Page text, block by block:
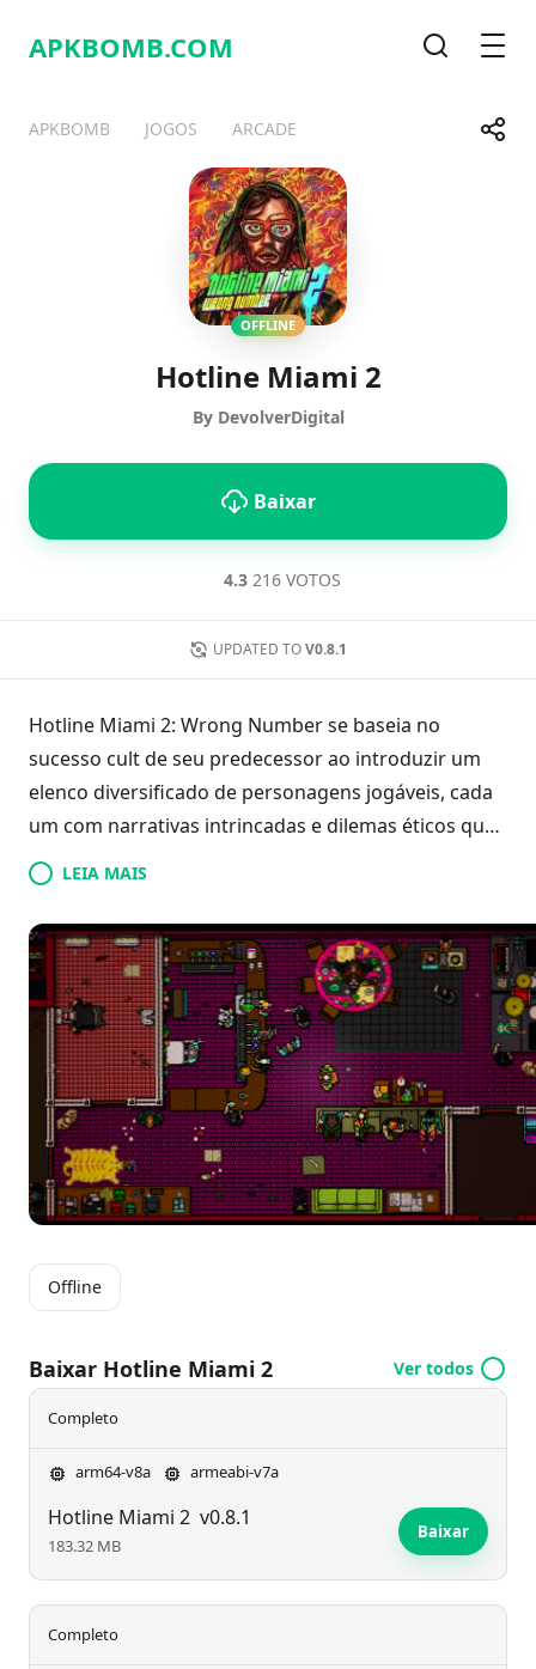
APKBOMB.COM
APKBOMB JOGOS ARCADE
TelegramFacebook
OFFLINE
Hotline Miami 2
By DevolverDigital
Baixar
4.3 216 VOTOS
UPDATED TO V0.8.1
Hotline Miami 2: Wrong Number se baseia no
sucesso cult de seu predecessor ao introduzir um
elenco diversificado de personagens jogáveis, cada
um com narrativas intrincadas e dilemas éticos que
se desenrolam em paralelo à linha do tempo do
original. Ambientado em uma paisagem brutal
iluminada por néon, os jogadores se envolvem em
uma ação acelerada, combinando combate
estratégico e movimentos letais. O jogo é renomado
por sua trilha sonora de alta energia e estética retrô
distinta, proporcionando uma experiência
envolvente e orientada por histórias, onde cada
decisão tem peso e consequências, garantindo que
cada confronto possa levar à salvação ou à
destruição.
LEIA MAIS
Offline
Baixar Hotline Miami 2 Ver todos
Completo
arm64-v8a armeabi-v7a
Hotline Miami 2 v0.8.1
183.32 MB
Baixar
Completo